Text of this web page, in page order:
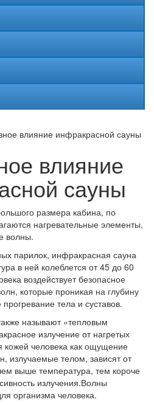
влияние инфракрасной сауны
влияние
сауны
размера кабина, по
нагревательные элементы,
волны.
парилок, инфракрасная сауна
в ней колеблется от 45 до 60
воздействует безопасное
которые проникая на глубину
тела и суставов.
называют «тепловым
излучение от нагретых
кожей человека как ощущение
излучаемые телом, зависят от
выше температура, тем короче
излучения.Волны
организма человека.